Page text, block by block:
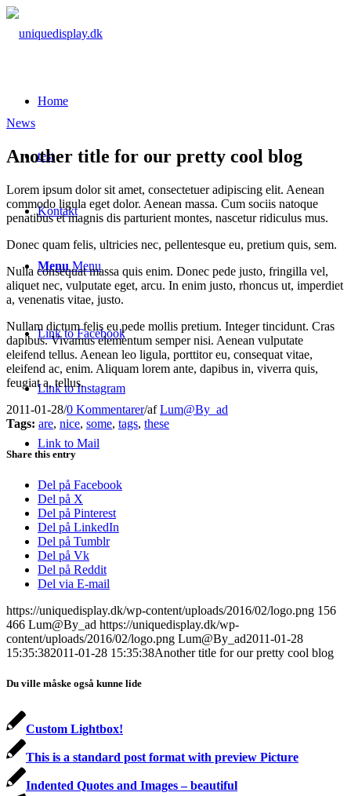
Home
test
Kontakt
Menu Menu
Link to Facebook
Link to Instagram
Link to Mail
News
Another title for our pretty cool blog
Lorem ipsum dolor sit amet, consectetuer adipiscing elit. Aenean
commodo ligula eget dolor. Aenean massa. Cum sociis natoque
penatibus et magnis dis parturient montes, nascetur ridiculus mus.
Donec quam felis, ultricies nec, pellentesque eu, pretium quis, sem.
Nulla consequat massa quis enim. Donec pede justo, fringilla vel,
aliquet nec, vulputate eget, arcu. In enim justo, rhoncus ut, imperdiet
a, venenatis vitae, justo.
Nullam dictum felis eu pede mollis pretium. Integer tincidunt. Cras
dapibus. Vivamus elementum semper nisi. Aenean vulputate
eleifend tellus. Aenean leo ligula, porttitor eu, consequat vitae,
eleifend ac, enim. Aliquam lorem ante, dapibus in, viverra quis,
feugiat a, tellus.
2011-01-28/0 Kommentarer/afLum@By_ad
Tags: are, nice, some, tags, these
Share this entry
Del på Facebook
Del på X
Del på Pinterest
Del på LinkedIn
Del på Tumblr
Del på Vk
Del på Reddit
Del via E-mail
https://uniquedisplay.dk/wp-content/uploads/2016/02/logo.png 156
466 Lum@By_ad https://uniquedisplay.dk/wp-
content/uploads/2016/02/logo.png Lum@By_ad2011-01-28
15:35:382011-01-28 15:35:38Another title for our pretty cool blog
Du ville måske også kunne lide
Custom Lightbox!
This is a standard post format with preview Picture
Indented Quotes and Images – beautiful